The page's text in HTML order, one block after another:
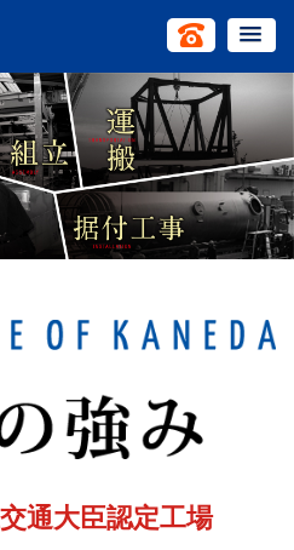
通大臣認定工場